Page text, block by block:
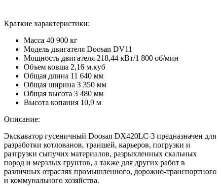
Краткие характеристики:
Масса 40 900 кг
Модель двигателя Doosan DV11
Мощность двигателя 218,44 кВт/1 800 об/мин
Объем ковша 2,16 м.куб
Общая длина 11 640 мм
Общая ширина 3 350 мм
Общая высота 3 480 мм
Высота копания 10,9 м
Описание:
Экскаватор гусеничный Doosan DX420LC-3 предназначен для
разработки котлованов, траншей, карьеров, погрузки и
разгрузки сыпучих материалов, разрыхленных скальных
пород и мерзлых грунтов, а также для других работ в
различных отраслях промышленного, дорожно-транспортного
и коммунального хозяйства.